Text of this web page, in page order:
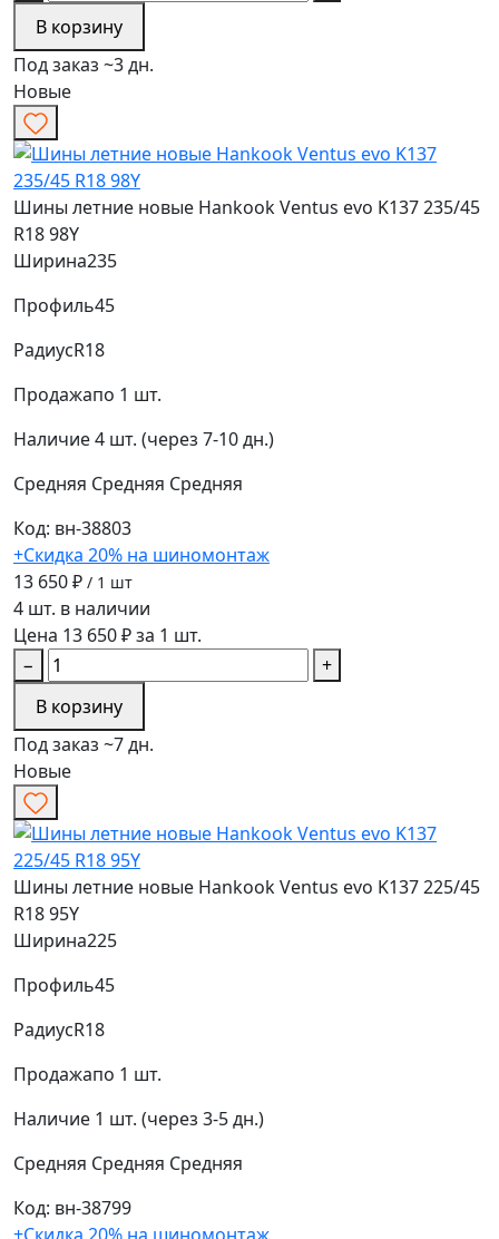
В корзину
Под заказ ~3 дн.
Новые
Шины летние новые Hankook Ventus evo K137 235/45
R18 98Y
Ширина235
Профиль45
РадиусR18
Продажапо 1 шт.
Наличие4 шт. (через 7-10 дн.)
Средняя Средняя Средняя
Код: вн-38803
+Скидка 20% на шиномонтаж
13 650 ₽ / 1 шт
4 шт. в наличии
Цена 13 650 ₽ за 1 шт.
−
+
В корзину
Под заказ ~7 дн.
Новые
Шины летние новые Hankook Ventus evo K137 225/45
R18 95Y
Ширина225
Профиль45
РадиусR18
Продажапо 1 шт.
Наличие 1 шт. (через 3-5 дн.)
Средняя Средняя Средняя
Код: вн-38799